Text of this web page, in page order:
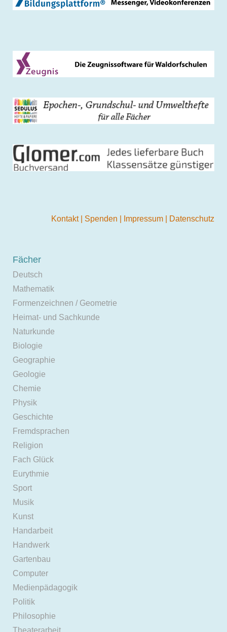
Kontakt Spenden Impressum Datenschutz
Fächer
Deutsch
Mathematik
Formenzeichnen / Geometrie
Heimat- und Sachkunde
Naturkunde
Biologie
Geographie
Geologie
Chemie
Physik
Geschichte
Fremdsprachen
Religion
Fach Glück
Eurythmie
Sport
Musik
Kunst
Handarbeit
Handwerk
Gartenbau
Computer
Medienpädagogik
Politik
Philosophie
Theaterarbeit